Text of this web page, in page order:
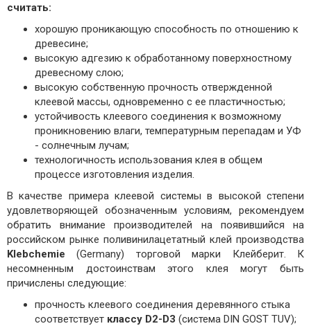
считать:
хорошую проникающую способность по отношению к
древесине;
высокую адгезию к обработанному поверхностному
древесному слою;
высокую собственную прочность отвержденной
клеевой массы, одновременно с ее пластичностью;
устойчивость клеевого соединения к возможному
проникновению влаги, температурным перепадам и УФ
- солнечным лучам;
технологичность использования клея в общем
процессе изготовления изделия.
В качестве примера клеевой системы в высокой степени
удовлетворяющей обозначенным условиям, рекомендуем
обратить внимание производителей на появившийся на
российском рынке поливинилацетатный клей производства
Klebchemie (Germany) торговой марки Клейберит. К
несомненным достоинствам этого клея могут быть
причислены следующие:
прочность клеевого соединения деревянного стыка
соответствует классу D2-D3 (система DIN GOST TUV);